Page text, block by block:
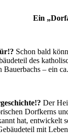
Ein
Schon bald
des
Bauerbachs – ein
Der
Dorfkerns
hat, entwickelt
mit